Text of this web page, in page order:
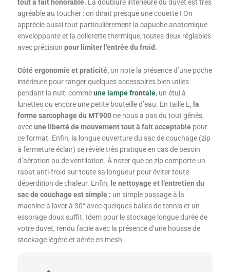
tout à fait honorable. La doublure intérieure du duvet est très
agréable au toucher : on dirait presque une couette ! On
apprécie aussi tout particulièrement la capuche anatomique
enveloppante et la collerette thermique, toutes deux réglables
avec précision pour limiter l’entrée du froid.
Côté ergonomie et praticité,on note la présence d’une poche
intérieure pour ranger quelques accessoires bien utiles
pendant la nuit, commeune lampe frontale, un étui à
lunettes ou encore une petite bouteille d’eau. En taille L, la
forme sarcophage du MT900 ne nous a pas du tout gênés,
avecune liberté de mouvement tout à fait acceptable pour
ce format. Enfin, la longue ouverture du sac de couchage (zip
à fermeture éclair) se révèle très pratique en cas de besoin
d’aération ou de ventilation. À noter que ce zip comporte un
rabat anti-froid sur toute sa longueur pour éviter toute
déperdition de chaleur. Enfin, le nettoyage et l’entretien du
sac de couchage est simple : un simple passage à la
machine à laver à 30° avec quelques balles de tennis et un
essorage doux suffit. Idem pour le stockage longue durée de
votre duvet, rendu facile avec la présence d’une housse de
stockage légère et aérée en mesh.